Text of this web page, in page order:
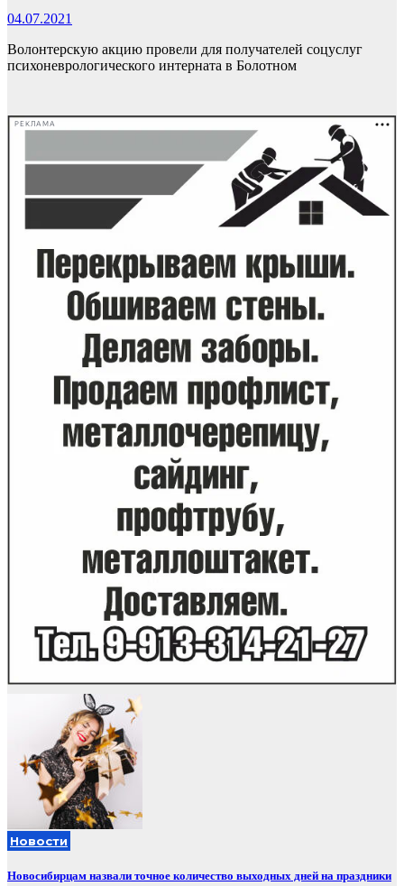
04.07.2021
Волонтерскую акцию провели для получателей соцуслуг
психоневрологического интерната в Болотном
РЕКЛАМА
Новости
Новосибирцам назвали точное количество выходных дней на праздники